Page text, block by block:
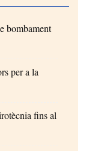
bombament
per a la
fins al